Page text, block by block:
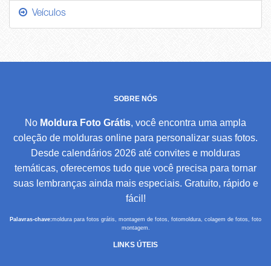
Veículos
SOBRE NÓS
No Moldura Foto Grátis, você encontra uma ampla
coleção de molduras online para personalizar suas fotos.
Desde calendários 2026 até convites e molduras
temáticas, oferecemos tudo que você precisa para tornar
suas lembranças ainda mais especiais. Gratuito, rápido e
fácil!
Palavras-chave:moldura para fotos grátis, montagem de fotos, fotomoldura, colagem de fotos, foto
montagem.
LINKS ÚTEIS